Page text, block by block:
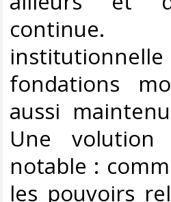
fondations
aussi
Une
notable :
les pouvoirs